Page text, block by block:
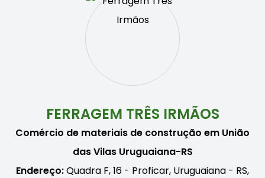
FERRAGEM TRÊS IRMÃOS
Comércio de materiais de construção em União
das Vilas Uruguaiana-RS
Endereço:Quadra F, 16 - Proficar, Uruguaiana - RS,